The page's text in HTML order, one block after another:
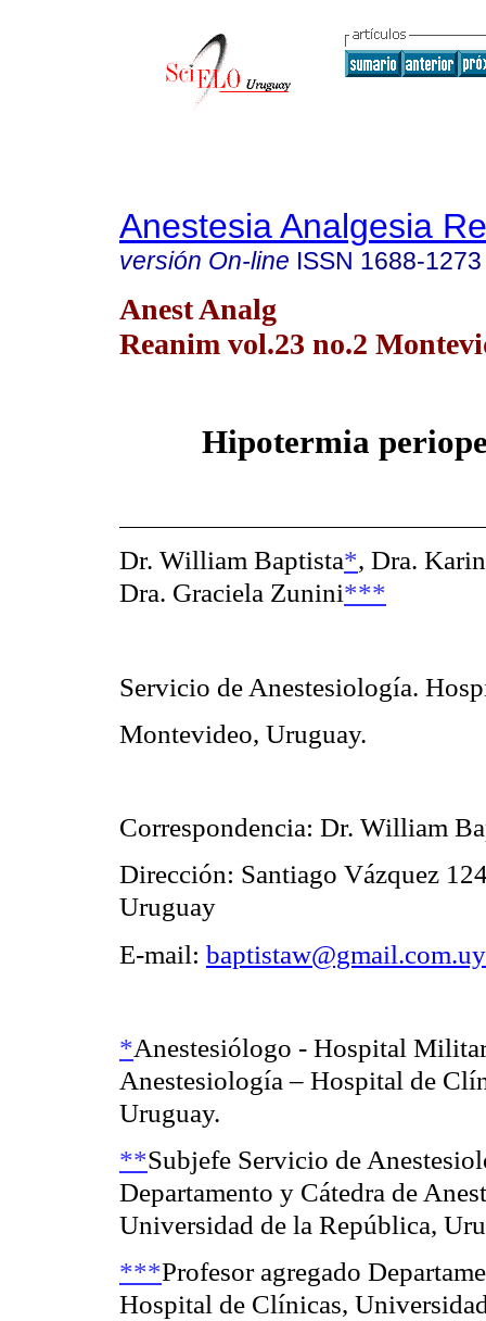
Anestesia Analgesia
versión On-line ISSN 1688-1273
Anest Analg
Reanim vol.23 no.2
Hipotermia
Dr. William Baptista*, Dra.
Dra. Graciela Zunini***
Servicio de Anestesiología.
Montevideo, Uruguay.
Correspondencia: Dr. William
Dirección: Santiago Vázquez
Uruguay
E-mail: baptistaw@gmail.com.uy
*Anestesiólogo - Hospital
Anestesiología – Hospital de
Uruguay.
**Subjefe Servicio de
Departamento y Cátedra de
Universidad de la República,
***Profesor agregado
Hospital de Clínicas,